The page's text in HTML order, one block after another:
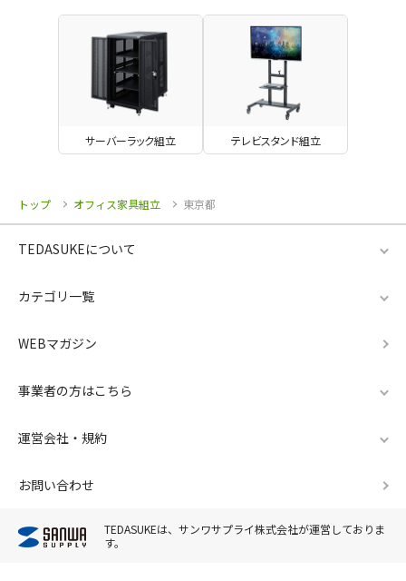
サーバーラック組立 テレビスタンド組立
トップ オフィス家具組立 東京都
TEDASUKEについて
カテゴリ一覧
WEBマガジン
事業者の方はこちら
運営会社・規約
お問い合わせ
TEDASUKEは、サンワサプライ株式会社が運営しておりま
す。